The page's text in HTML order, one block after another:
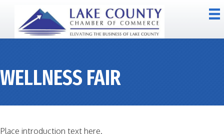
WELLNESS FAIR
Place introduction text here.